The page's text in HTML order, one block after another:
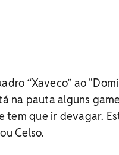
“Xaveco” ao
na pauta alguns
tem que ir devagar.
Celso.